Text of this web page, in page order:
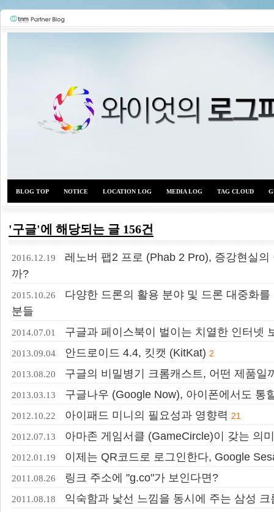
와이
BLOG TOP NOTICE LOCATION LOG MEDIA LOG TAG CLOUD
'구글'에 해당되는 글 156건
2016.12.19
레노버 팹2 프로 (Phab 2 Pro), 증강현실
까?
2015.10.26
다양한 드론의 활용 분야 및 드론 대중화
분들
2014.07.01 구글과 페이스북이 벌이는 치열한 인터넷
2013.09.04 안드로이드 4.4, 킷캣 (KitKat) 2
2013.08.20 구글의 비밀병기 크롬캐스트, 어떤 제품일
2013.03.13 구글나우 (Google Now), 아이폰에서도 통
2012.10.22 아이패드 미니의 필요성과 영향력 21
2012.07.13 아마존 게임서클 (GameCircle)이 갖는 의
2012.01.19 이제는 QR코드로 로그인한다, Google
2011.08.26 링크 주소에 "g.co"가 보인다면?
2011.08.18 익숙함과 낯선 느낌을 동시에 주는 삼성